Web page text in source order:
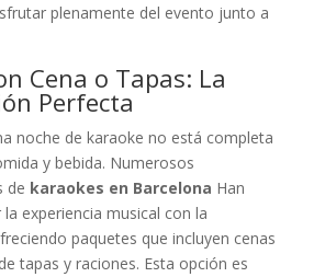
plenamente del evento junto a
Cena o Tapas: La
Perfecta
noche de karaoke no está completa
y bebida. Numerosos
de karaokes en Barcelona Han
experiencia musical con la
paquetes que incluyen cenas
tapas y raciones. Esta opción es